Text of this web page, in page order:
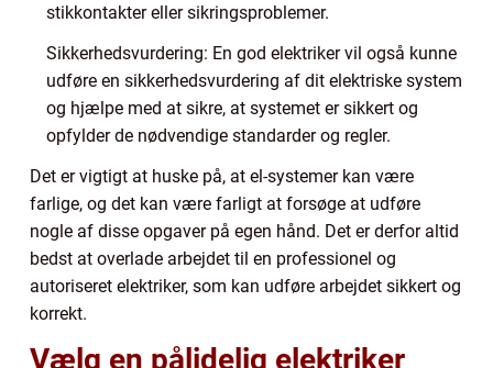
stikkontakter eller sikringsproblemer.
Sikkerhedsvurdering: En god elektriker vil også kunne
udføre en sikkerhedsvurdering af dit elektriske system
og hjælpe med at sikre, at systemet er sikkert og
opfylder de nødvendige standarder og regler.
Det er vigtigt at huske på, at el-systemer kan være
farlige, og det kan være farligt at forsøge at udføre
nogle af disse opgaver på egen hånd. Det er derfor altid
bedst at overlade arbejdet til en professionel og
autoriseret elektriker, som kan udføre arbejdet sikkert og
korrekt.
Vælg en pålidelig elektriker